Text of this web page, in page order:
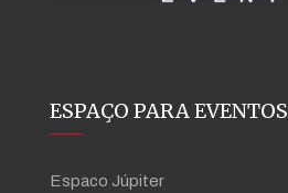
ESPAÇO PARA EVENTOS
Espaco Júpiter